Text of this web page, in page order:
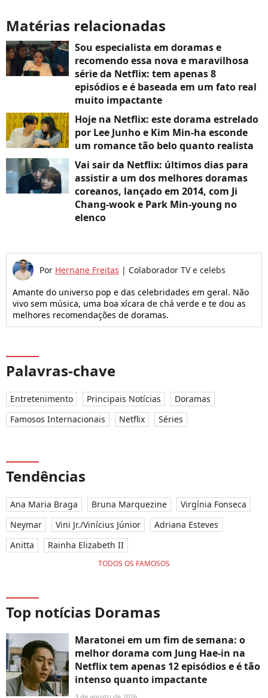
Matérias relacionadas
Sou especialista em doramas e
recomendo essa nova e maravilhosa
série da Netflix: tem apenas 8
episódios e é baseada em um fato real
muito impactante
Hoje na Netflix: este dorama estrelado
por Lee Junho e Kim Min-ha esconde
um romance tão belo quanto realista
Vai sair da Netflix: últimos dias para
assistir a um dos melhores doramas
coreanos, lançado em 2014, com Ji
Chang-wook e Park Min-young no
elenco
Por Hernane Freitas | Colaborador TV e celebs
Amante do universo pop e das celebridades em geral. Não
vivo sem música, uma boa xícara de chá verde e te dou as
melhores recomendações de doramas.
Palavras-chave
Entretenimento Principais Notícias
Doramas
Famosos Internacionais
Netflix Séries
Tendências
Ana Maria Braga Bruna Marquezine
Virgínia Fonseca
Neymar
Vini Jr./Vinícius Júnior
Adriana Esteves
Anitta
Rainha Elizabeth II
TODOS OS FAMOSOS
Top notícias Doramas
Maratonei em um fim de semana: o
melhor dorama com Jung Hae-in na
Netflix tem apenas 12 episódios e é tão
intenso quanto impactante